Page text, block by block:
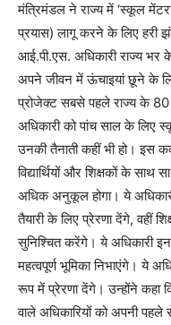
मंत्रिमंडल ने राज्य में ‘स्कूल
प्रयास) लागू करने के लिए हरी
आई.पी.एस. अधिकारी राज्य भर के
अपने जीवन में ऊंचाइयां छूने के
प्रोजेक्ट सबसे पहले राज्य के
अधिकारी को पांच साल के लिए
उनकी तैनाती कहीं भी हो। इस
विद्यार्थियों और शिक्षकों के साथ
अधिक अनुकूल होगा। ये अधिकारी
तैयारी के लिए प्रेरणा देंगे, वहीं
सुनिश्चित करेंगे। ये अधिकारी
महत्वपूर्ण भूमिका निभाएंगे। ये
रूप में प्रेरणा देंगे। उन्होंने कहा
वाले अधिकारियों को अपनी पहले